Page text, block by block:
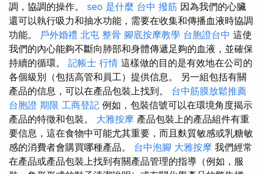
調，協調的操作。 seo 是什麼 台中 撥筋 因為我們的心臟
還可以執行吸力和抽水功能，需要在收集和傳播血液時協調
功能。 戶外婚禮 北屯 整骨 腳底按摩教學 台胞證台中 這使
我們的內心能夠不斷向肺部和身體傳遞足夠的血液，並確保
持續的循環。 記帳士 行情 這樣做的目的是有效地在公司的
各個級別（包括高管和員工）提供信息。 另一組包括有關
產品的信息，可以在產品包裝上找到。 台中筋膜放鬆推薦
台胞證 期限 工商登記 例如，包裝信號可以在環境角度揭示
產品的特徵和包裝。 大雅按摩 產品包裝上的產品組件有重
要信息，這在食物中可能尤其重要，而且麩質敏感或乳糖敏
感的消費者會購買哪種產品。 台中泡腳 大雅按摩 我們經常
在產品或產品包裝上找到有關產品管理的指導（例如，服